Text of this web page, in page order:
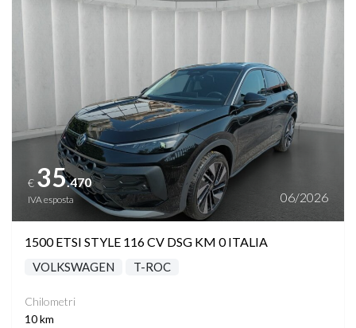
Vedi dettagli
€ 35.470
IVA esposta 06/2026
1500 ETSI STYLE 116 CV DSG KM 0 ITALIA
VOLKSWAGEN T-ROC
Chilometri
10 km